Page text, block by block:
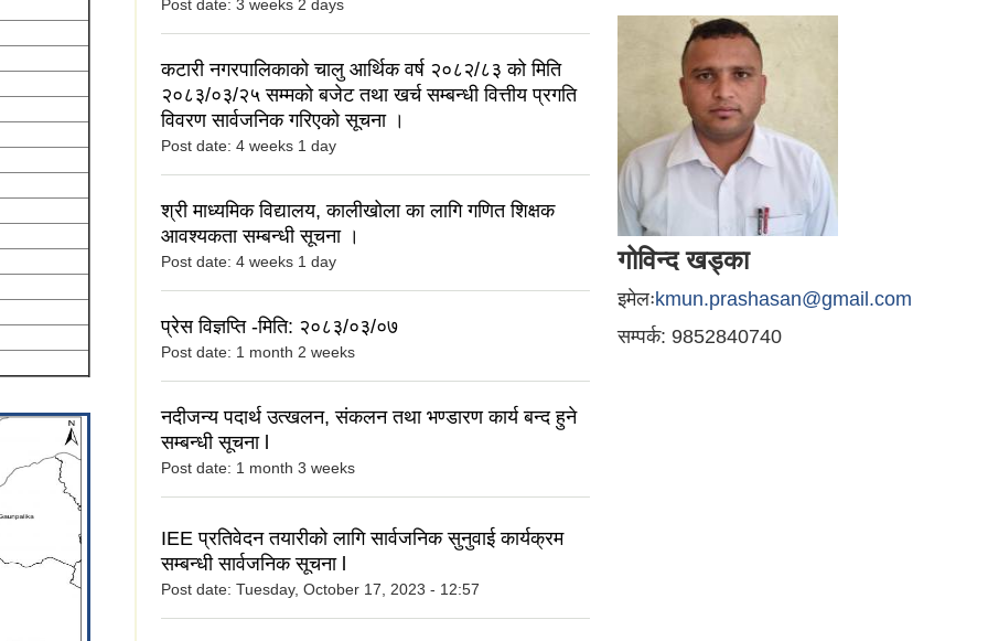
Post date: 3 weeks 2 days
कटारी नगरपालिकाको चालु आर्थिक वर्ष २०८२/८३ को मिति
२०८३/०३/२५ सम्मको बजेट तथा खर्च सम्बन्धी वित्तीय प्रगति
विवरण सार्वजनिक गरिएको सूचना ।
Post date: 4 weeks 1 day
श्री माध्यमिक विद्यालय, कालीखोला का लागि गणित शिक्षक
आवश्यकता सम्बन्धी सूचना ।
Post date: 4 weeks 1 day
प्रेस विज्ञप्ति -मिति: २०८३/०३/०७
Post date: 1 month 2 weeks
नदीजन्य पदार्थ उत्खलन, संकलन तथा भण्डारण कार्य बन्द हुने
सम्बन्धी सूचना l
Post date: 1 month 3 weeks
IEE प्रतिवेदन तयारीको लागि सार्वजनिक सुनुवाई कार्यक्रम
सम्बन्धी सार्वजनिक सूचना l
Post date: Tuesday, October 17, 2023 - 12:57
गोविन्द खड्का
इमेलःkmun.prashasan@gmail.com
सम्पर्क: 9852840740